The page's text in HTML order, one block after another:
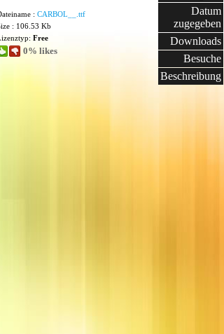
: CARBOL__.ttf
: 106.53 Kb
Free
0% likes
Datum
zugegeben
Downloads
Besuche
Beschreibung